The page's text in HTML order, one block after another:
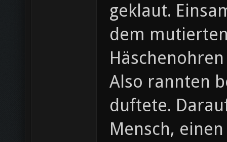
geklaut.
dem
Also rannten
duftete.
Mensch,